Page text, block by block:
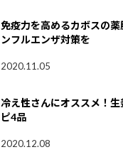
免疫力を高めるカボスの
ンフルエンザ対策を
2020.11.05
冷え性さんにオススメ！
ピ4品
2020.12.08